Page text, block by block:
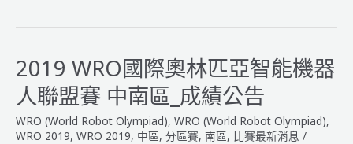
際
奧
林
亞
2019 WRO國際奧林匹亞智能機器
人聯盟賽 中南區_成績公告
WRO (World Robot Olympiad), WRO (World Robot Olympiad),
WRO 2019, WRO 2019, 中區, 分區賽, 南區, 比賽最新消息 /